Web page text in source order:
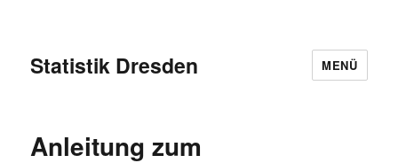
Statistik Dresden MENÜ
Anleitung zum